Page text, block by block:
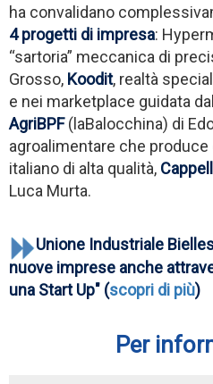
ha convalidano
4 progetti di impresa:
“sartoria” meccanica di
Grosso, Koodit, realtà
e nei marketplace guidata
AgriBPF(laBalocchina) di
agroalimentare che
italiano di alta qualità,
Luca Murta.
Unione Industriale
nuove imprese anche
una Start Up" (scopri di più)
Per